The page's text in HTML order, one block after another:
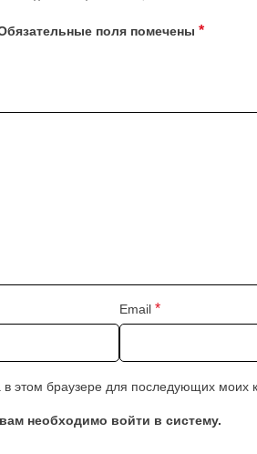
поля помечены *
Email *
этом браузере для последующих моих
необходимо войти в систему.